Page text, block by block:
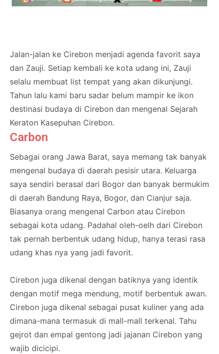
Jalan-jalan ke Cirebon menjadi agenda favorit saya
dan Zauji. Setiap kembali ke kota udang ini, Zauji
selalu membuat list tempat yang akan dikunjungi.
Tahun lalu kami baru sadar belum mampir ke ikon
destinasi budaya di Cirebon dan mengenal Sejarah
Keraton Kasepuhan Cirebon.
Carbon
Sebagai orang Jawa Barat, saya memang tak banyak
mengenal budaya di daerah pesisir utara. Keluarga
saya sendiri berasal dari Bogor dan banyak bermukim
di daerah Bandung Raya, Bogor, dan Cianjur saja.
Biasanya orang mengenal Carbon atau Cirebon
sebagai kota udang. Padahal oleh-oelh dari Cirebon
tak pernah berbentuk udang hidup, hanya terasi rasa
udang khas nya yang jadi favorit.
Cirebon juga dikenal dengan batiknya yang identik
dengan motif mega mendung, motif berbentuk awan.
Cirebon juga dikenal sebagai pusat kuliner yang ada
dimana-mana termasuk di mall-mall terkenal. Tahu
gejrot dan empal gentong jadi jajanan Cirebon yang
wajib dicicipi.